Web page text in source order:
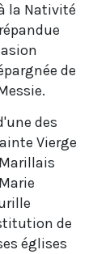
la Nativité
de
des
Vierge
de
églises